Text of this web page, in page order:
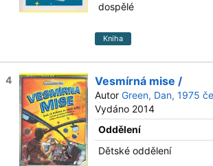
dospělé
Kniha
4 Vesmírná mise /
Autor Green, Dan, 1975
Vydáno 2014
Oddělení
Dětské oddělení